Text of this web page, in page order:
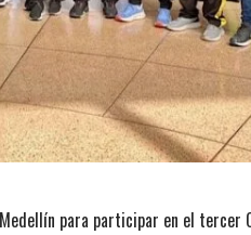
para participar en el tercer